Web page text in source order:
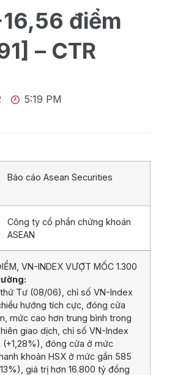
điểm
– CTR
5:19 PM
Báo cáo Asean Securities
Công ty cổ phần chứng khoán
ASEAN
VN-INDEX VƯỢT MỐC 1.300
Tư (08/06), chỉ số VN-Index
hướng tích cực, đóng cửa
mức cao hơn trung bình trong
giao dịch, chỉ số VN-Index
(+1,28%), đóng cửa ở mức
khoản HSX ở mức gần 585
giá trị hơn 16.800 tỷ đồng